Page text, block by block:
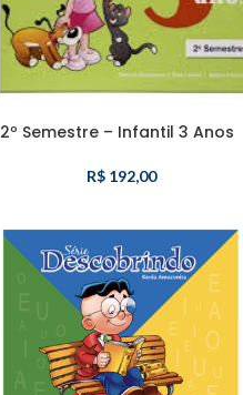
2º Semestre – Infantil 3 Anos
R$ 192,00